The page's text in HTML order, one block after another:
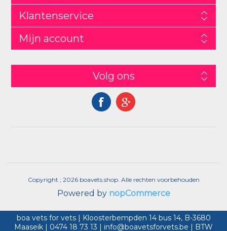
Klantenservice
Mijn account
Volg ons
Copyright ; 2026 boavets.shop. Alle rechten voorbehouden
Powered by nopCommerce
boa vets for vets | Kloosterbempden 14 bus 14, B-3680
Maaseik | 0474 18 73 13 | info@boavetsforvets.be | BTW